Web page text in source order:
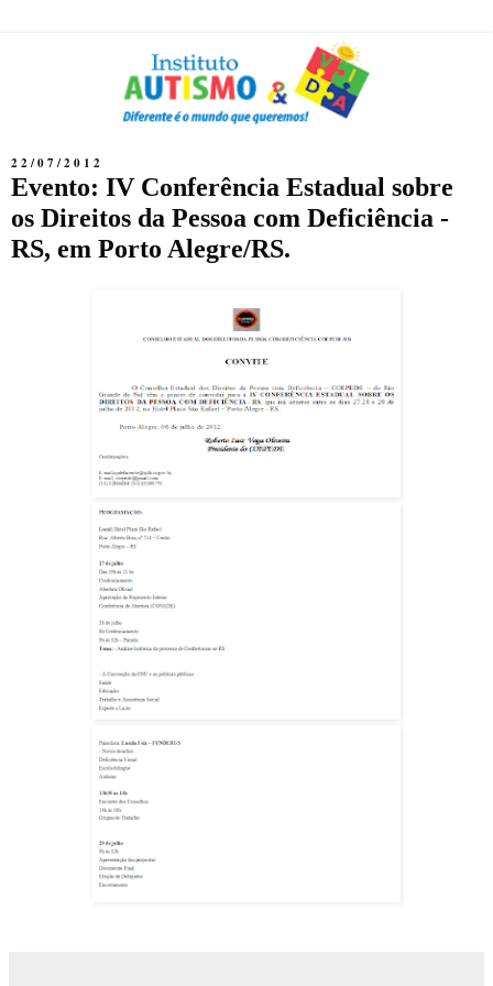
22/07/2012
Evento: IV Conferência Estadual sobre
os Direitos da Pessoa com Deficiência -
RS, em Porto Alegre/RS.